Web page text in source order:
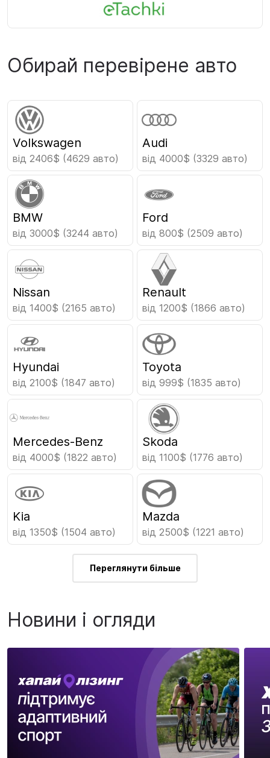
Обирай перевірене авто
Volkswagen
від 2406$ (4629 авто)
Audi
від 4000$ (3329 авто)
BMW
від 3000$ (3244 авто)
Ford
від 800$ (2509 авто)
Nissan
від 1400$ (2165 авто)
Renault
від 1200$ (1866 авто)
Hyundai
від 2100$ (1847 авто)
Toyota
від 999$ (1835 авто)
Mercedes-Benz
від 4000$ (1822 авто)
Skoda
від 1100$ (1776 авто)
Kia
від 1350$ (1504 авто)
Mazda
від 2500$ (1221 авто)
Переглянути більше
Новини і огляди